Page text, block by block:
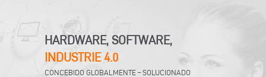
HARDWARE, SOFTWARE,
INDUSTRIE 4.0
CONCEBIDO GLOBALMENTE – SOLUCIONADO